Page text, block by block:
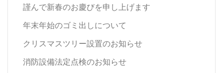
謹んで新春のお慶びを申し上げます
年末年始のゴミ出しについて
クリスマスツリー設置のお知らせ
消防設備法定点検のお知らせ